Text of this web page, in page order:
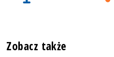
Zobacz także